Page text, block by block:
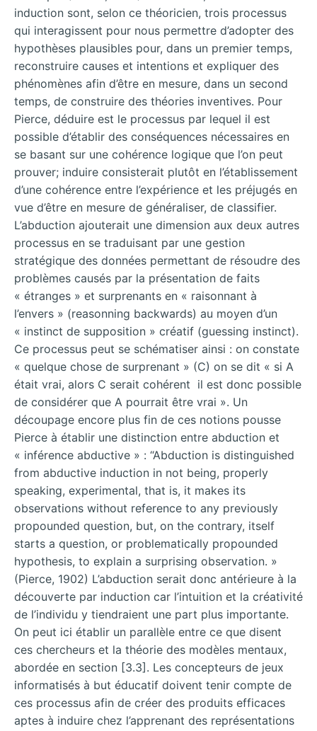
induction sont, selon ce théoricien, trois processus
qui interagissent pour nous permettre d’adopter des
hypothèses plausibles pour, dans un premier temps,
reconstruire causes et intentions et expliquer des
phénomènes afin d’être en mesure, dans un second
temps, de construire des théories inventives. Pour
Pierce, déduire est le processus par lequel il est
possible d’établir des conséquences nécessaires en
se basant sur une cohérence logique que l’on peut
prouver; induire consisterait plutôt en l’établissement
d’une cohérence entre l’expérience et les préjugés en
vue d’être en mesure de généraliser, de classifier.
L’abduction ajouterait une dimension aux deux autres
processus en se traduisant par une gestion
stratégique des données permettant de résoudre des
problèmes causés par la présentation de faits
« étranges » et surprenants en « raisonnant à
l’envers » (reasonning backwards) au moyen d’un
« instinct de supposition » créatif (guessing instinct).
Ce processus peut se schématiser ainsi : on constate
« quelque chose de surprenant » (C) on se dit « si A
était vrai, alors C serait cohérent il est donc possible
de considérer que A pourrait être vrai ». Un
découpage encore plus fin de ces notions pousse
Pierce à établir une distinction entre abduction et
« inférence abductive » : “Abduction is distinguished
from abductive induction in not being, properly
speaking, experimental, that is, it makes its
observations without reference to any previously
propounded question, but, on the contrary, itself
starts a question, or problematically propounded
hypothesis, to explain a surprising observation. »
(Pierce, 1902) L’abduction serait donc antérieure à la
découverte par induction car l’intuition et la créativité
de l’individu y tiendraient une part plus importante.
On peut ici établir un parallèle entre ce que disent
ces chercheurs et la théorie des modèles mentaux,
abordée en section [3.3]. Les concepteurs de jeux
informatisés à but éducatif doivent tenir compte de
ces processus afin de créer des produits efficaces
aptes à induire chez l’apprenant des représentations